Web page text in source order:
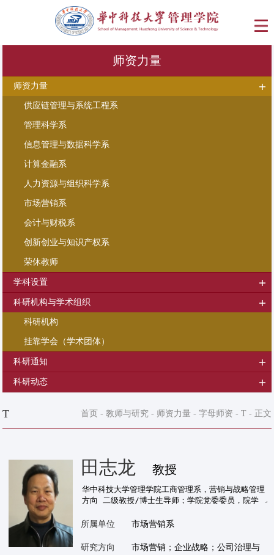
师资力量
师资力量
供应链管理与系统工程系
管理科学系
信息管理与数据科学系
计算金融系
人力资源与组织科学系
市场营销系
会计与财税系
创新创业与知识产权系
荣休教师
学科设置
科研机构与学术组织
科研机构
挂靠学会（学术团体）
科研通知
科研动态
T 首页 - 教师与研究- 师资力量- 字母师资 - T- 正文
田志龙 教授
所属单位 市场营销系
研究方向 市场营销；企业战略；公司治理与